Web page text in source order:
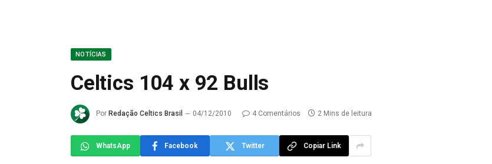
NOTÍCIAS
Celtics 104 x 92 Bulls
Por Redação Celtics Brasil 04/12/2010 4 Comentários 2 Mins de leitura
WhatsApp Facebook Twitter Copiar Link